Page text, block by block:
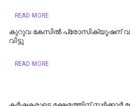
READ MORE
കുറുവ കേസിൽ പ്രോസിക്യൂഷന് വൻ
വിട്ടു
READ MORE